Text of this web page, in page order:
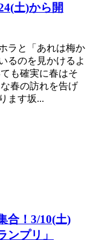
土)から開
ラと「あれは梅か
るのを見かけるよ
も確実に春はそ
春の訪れを告げ
ます坂...
合！3/10(土)
ンプリ」